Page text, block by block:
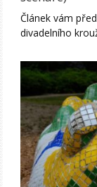
Článek vám
divadelního